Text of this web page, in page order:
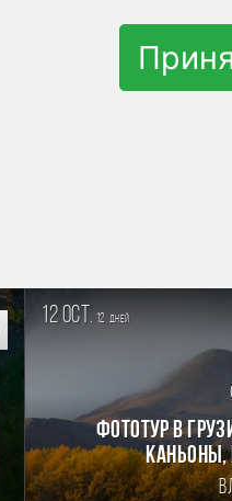
12 oct. 12 дней
Фототур в
каньоны,